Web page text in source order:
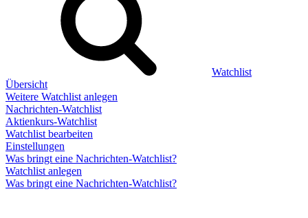
Watchlist
Übersicht
Weitere Watchlist anlegen
Nachrichten-Watchlist
Aktienkurs-Watchlist
Watchlist bearbeiten
Einstellungen
Was bringt eine Nachrichten-Watchlist?
Watchlist anlegen
Was bringt eine Nachrichten-Watchlist?